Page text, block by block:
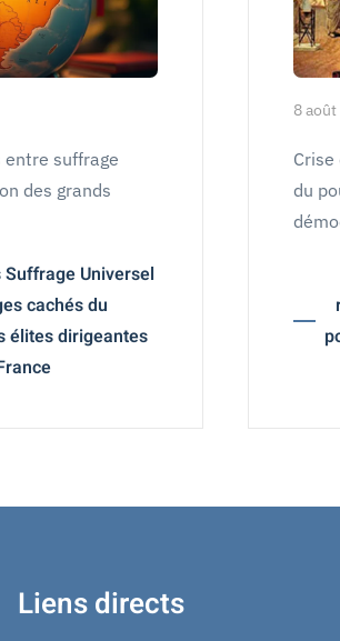
entre suffrage
des grands
Universel
cachés du
élites dirigeantes
8
du
Liens directs